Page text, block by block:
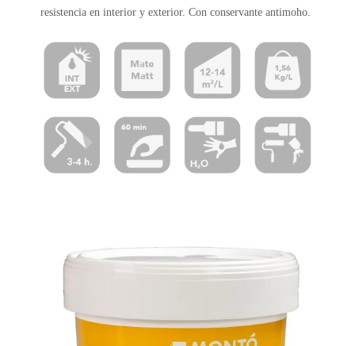
resistencia en interior y exterior. Con conservante antimoho.